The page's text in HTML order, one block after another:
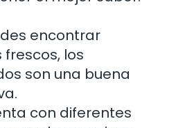
encontrar
los
son una buena
con diferentes